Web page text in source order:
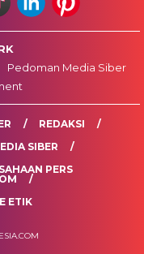
Pedoman Media Siber
REDAKSI
SIBER
PERS
ETIK